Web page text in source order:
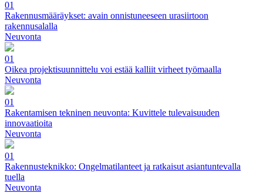
01
Rakennusmääräykset: avain onnistuneeseen urasiirtoon
rakennusalalla
Neuvonta
01
Oikea projektisuunnittelu voi estää kalliit virheet työmaalla
Neuvonta
01
Rakentamisen tekninen neuvonta: Kuvittele tulevaisuuden
innovaatioita
Neuvonta
01
Rakennusteknikko: Ongelmatilanteet ja ratkaisut asiantuntevalla
tuella
Neuvonta